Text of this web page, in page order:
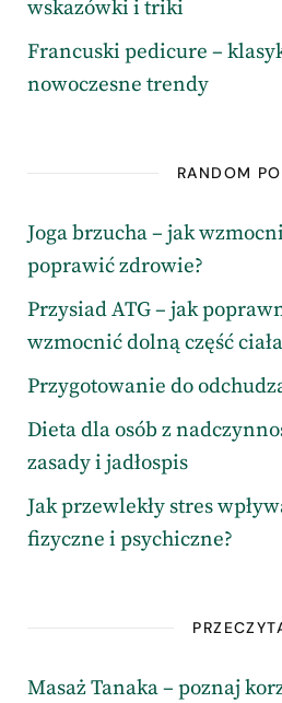
wskazówki i triki
Francuski pedicure –
nowoczesne trendy
RANDOM
Joga brzucha – jak
poprawić zdrowie?
Przysiad ATG – jak
wzmocnić dolną część
Przygotowanie do
Dieta dla osób z
zasady i jadłospis
Jak przewlekły stres
fizyczne i psychiczne?
Masaż Tanaka – poznaj